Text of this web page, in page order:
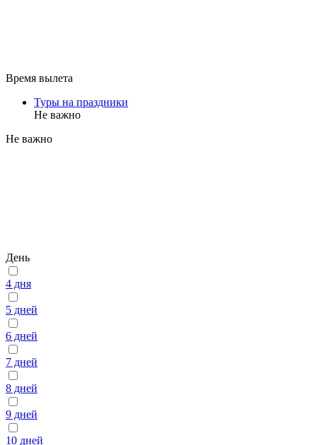
Время вылета
Туры на праздники
Не важно
Не важно
День
4 дня
5 дней
6 дней
7 дней
8 дней
9 дней
10 дней